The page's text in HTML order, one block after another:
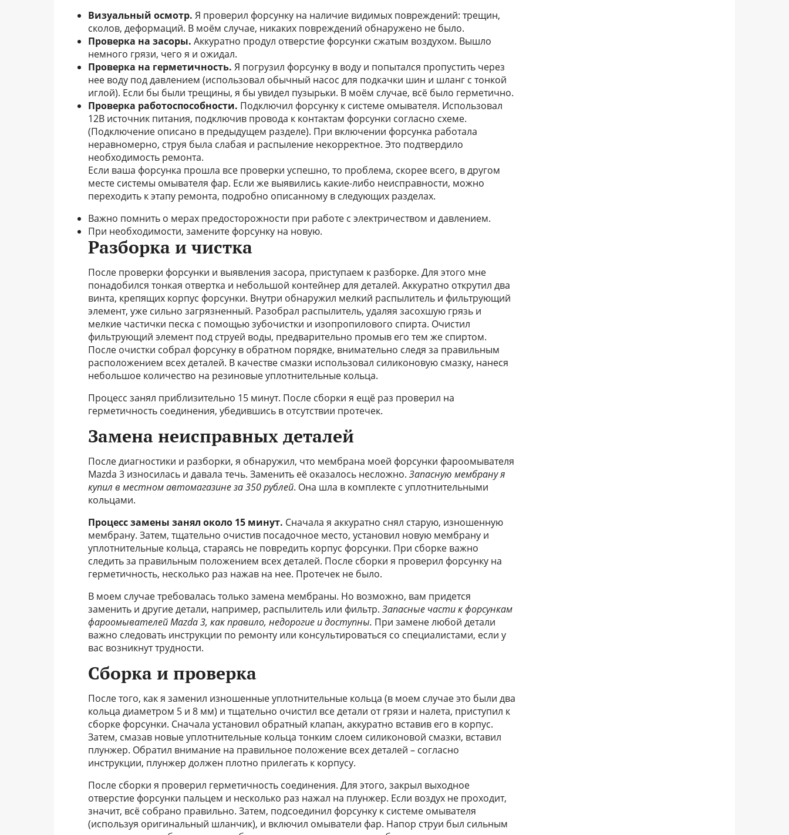
Визуальный осмотр. Я проверил форсунку на наличие видимых повреждений: трещин,
сколов, деформаций. В моём случае, никаких повреждений обнаружено не было.
Проверка на засоры. Аккуратно продул отверстие форсунки сжатым воздухом. Вышло
немного грязи, чего я и ожидал.
Проверка на герметичность. Я погрузил форсунку в воду и попытался пропустить через
нее воду под давлением (использовал обычный насос для подкачки шин и шланг с тонкой
иглой). Если бы были трещины, я бы увидел пузырьки. В моём случае, всё было герметично.
Проверка работоспособности. Подключил форсунку к системе омывателя. Использовал
12В источник питания, подключив провода к контактам форсунки согласно схеме.
(Подключение описано в предыдущем разделе). При включении форсунка работала
неравномерно, струя была слабая и распыление некорректное. Это подтвердило
необходимость ремонта.
Если ваша форсунка прошла все проверки успешно, то проблема, скорее всего, в другом
месте системы омывателя фар. Если же выявились какие-либо неисправности, можно
переходить к этапу ремонта, подробно описанному в следующих разделах.
Важно помнить о мерах предосторожности при работе с электричеством и давлением.
При необходимости, замените форсунку на новую.
Разборка и чистка
После проверки форсунки и выявления засора, приступаем к разборке. Для этого мне
понадобился тонкая отвертка и небольшой контейнер для деталей. Аккуратно открутил два
винта, крепящих корпус форсунки. Внутри обнаружил мелкий распылитель и фильтрующий
элемент, уже сильно загрязненный. Разобрал распылитель, удаляя засохшую грязь и
мелкие частички песка с помощью зубочистки и изопропилового спирта. Очистил
фильтрующий элемент под струей воды, предварительно промыв его тем же спиртом.
После очистки собрал форсунку в обратном порядке, внимательно следя за правильным
расположением всех деталей. В качестве смазки использовал силиконовую смазку, нанеся
небольшое количество на резиновые уплотнительные кольца.
Процесс занял приблизительно 15 минут. После сборки я ещё раз проверил на
герметичность соединения, убедившись в отсутствии протечек.
Замена неисправных деталей
После диагностики и разборки, я обнаружил, что мембрана моей форсунки фароомывателя
Mazda 3 износилась и давала течь. Заменить её оказалось несложно. Запасную мембрану я
купил в местном автомагазине за 350 рублей. Она шла в комплекте с уплотнительными
кольцами.
Процесс замены занял около 15 минут. Сначала я аккуратно снял старую, изношенную
мембрану. Затем, тщательно очистив посадочное место, установил новую мембрану и
уплотнительные кольца, стараясь не повредить корпус форсунки. При сборке важно
следить за правильным положением всех деталей. После сборки я проверил форсунку на
герметичность, несколько раз нажав на нее. Протечек не было.
В моем случае требовалась только замена мембраны. Но возможно, вам придется
заменить и другие детали, например, распылитель или фильтр. Запасные части к форсункам
фароомывателей Mazda 3, как правило, недорогие и доступны. При замене любой детали
важно следовать инструкции по ремонту или консультироваться со специалистами, если у
вас возникнут трудности.
Сборка и проверка
После того, как я заменил изношенные уплотнительные кольца (в моем случае это были два
кольца диаметром 5 и 8 мм) и тщательно очистил все детали от грязи и налета, приступил к
сборке форсунки. Сначала установил обратный клапан, аккуратно вставив его в корпус.
Затем, смазав новые уплотнительные кольца тонким слоем силиконовой смазки, вставил
плунжер. Обратил внимание на правильное положение всех деталей – согласно
инструкции, плунжер должен плотно прилегать к корпусу.
После сборки я проверил герметичность соединения. Для этого, закрыл выходное
отверстие форсунки пальцем и несколько раз нажал на плунжер. Если воздух не проходит,
значит, всё собрано правильно. Затем, подсоединил форсунку к системе омывателя
(используя оригинальный шланчик), и включил омыватели фар. Напор струи был сильным